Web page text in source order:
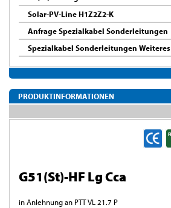
Solar-PV-Line H1Z2Z2-K
Anfrage Spezialkabel Sonderleitungen
Spezialkabel Sonderleitungen Weiteres
PRODUKTINFORMATIONEN
G51(St)-HF Lg Cca
in Anlehnung an PTT VL 21.7 P